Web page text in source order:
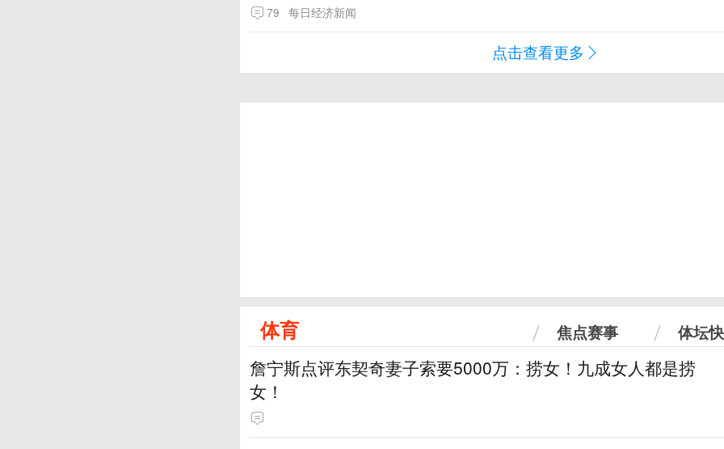
79 每日经济新闻
点击查看更多
体育 焦点赛事 体坛
詹宁斯点评东契奇妻子索要5000万：捞女！九成女人都是捞
女！